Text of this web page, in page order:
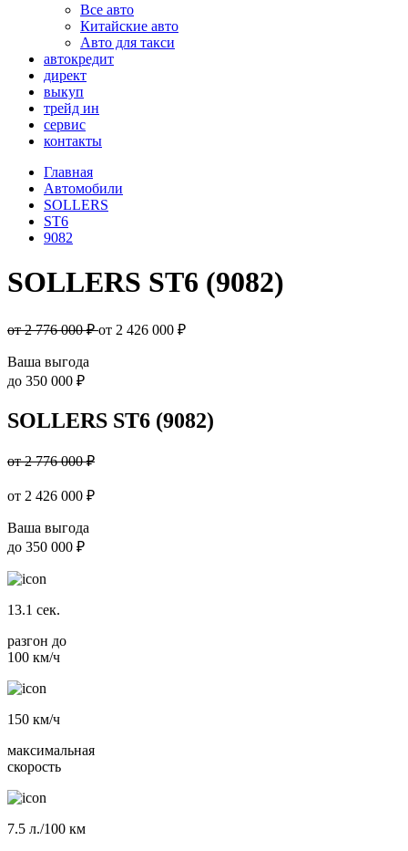
Все авто
Китайские авто
Авто для такси
автокредит
директ
выкуп
трейд ин
сервис
контакты
Главная
Автомобили
SOLLERS
ST6
9082
SOLLERS ST6 (9082)
от 2 776 000 ₽от 2 426 000 ₽
Ваша выгода
до 350 000 ₽
SOLLERS ST6 (9082)
от 2 776 000 ₽
от 2 426 000 ₽
Ваша выгода
до 350 000 ₽
13.1 сек.
разгон до
100 км/ч
150 км/ч
максимальная
скорость
7.5 л./100 км